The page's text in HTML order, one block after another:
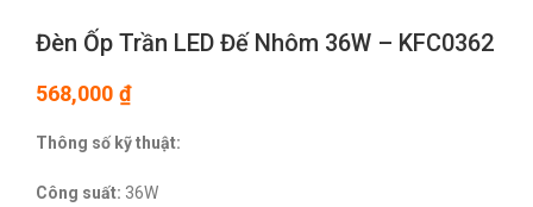
Đèn Ốp Trần LED Đế Nhôm 36W – KFC0362
568,000 ₫
Thông số kỹ thuật:
Công suất: 36W